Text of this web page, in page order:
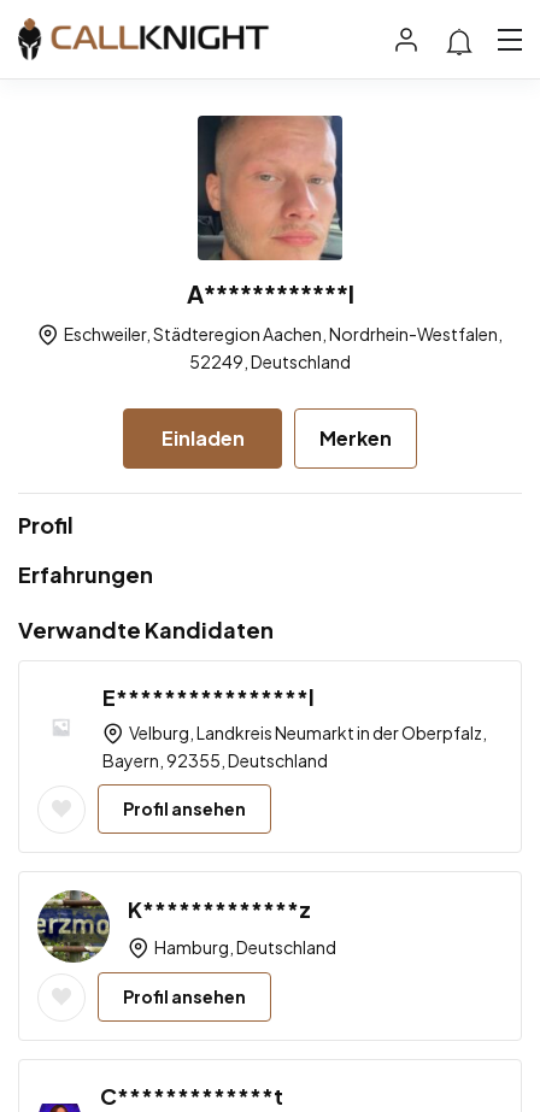
A************l
Eschweiler, Städteregion Aachen, Nordrhein-Westfalen,
52249, Deutschland
Einladen Merken
Profil
Erfahrungen
Verwandte Kandidaten
E****************l
Velburg, Landkreis Neumarkt in der Oberpfalz,
Bayern, 92355, Deutschland
Profil ansehen
K*************z
Hamburg, Deutschland
Profil ansehen
C*************t